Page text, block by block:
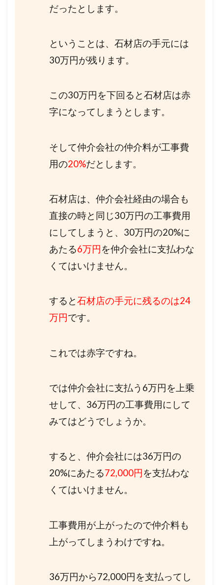
だったとします。
ということは、石材店の手元には
30万円が残ります。
この30万円を下回ると石材店は赤
字になってしまうとします。
そして仲介会社の仲介料が工事費
用の20%だとします。
石材店は、仲介会社経由の場合も
直接の時と同じ30万円の工事費用
にしてしまうと、30万円の20%に
あたる6万円を仲介会社に支払わな
くてはいけません。
すると石材店の手元に残るのは24
万円です。
これでは赤字ですね。
では仲介会社に支払う6万円を上乗
せして、36万円の工事費用にして
みてはどうでしょうか。
すると、仲介会社には36万円の
20%にあたる72,000円を支払わな
くてはいけません。
工事費用が上がったので仲介料も
上がってしまうわけですね。
36万円から72,000円を支払ってし